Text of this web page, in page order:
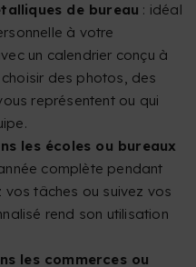
de bureau : idéal
à votre
un calendrier conçu à
des photos, des
représentent ou qui
les écoles ou bureaux
complète pendant
tâches ou suivez vos
rend son utilisation
les commerces ou